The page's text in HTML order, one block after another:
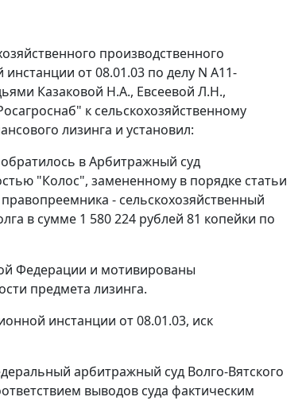
производственного
от 08.01.03 по делу N А11-
Казаковой Н.А., Евсеевой Л.Н.,
к сельскохозяйственному
лизинга и установил:
в Арбитражный суд
"Колос", замененному в порядке статьи
- сельскохозяйственный
в сумме 1 580 224 рублей 81 копейки по
Федерации и мотивированы
предмета лизинга.
инстанции от 08.01.03, иск
арбитражный суд Волго-Вятского
выводов суда фактическим